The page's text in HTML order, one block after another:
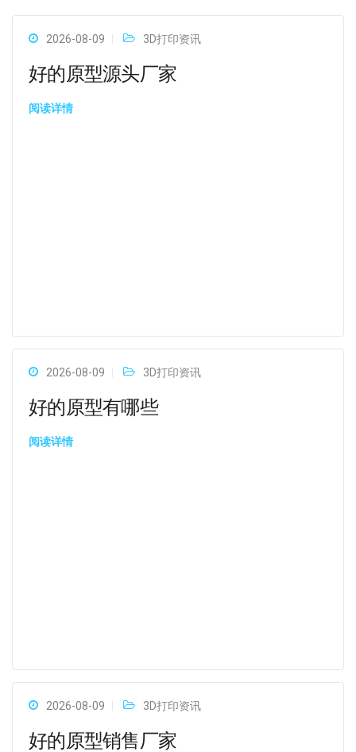
2026-08-09 3D打印资讯
好的原型源头厂家
阅读详情
2026-08-09 3D打印资讯
好的原型有哪些
阅读详情
2026-08-09 3D打印资讯
好的原型销售厂家